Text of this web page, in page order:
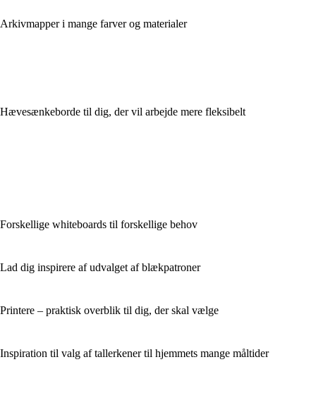
Arkivmapper i mange farver og materialer
Hævesænkeborde til dig, der vil arbejde mere fleksibelt
Forskellige whiteboards til forskellige behov
Lad dig inspirere af udvalget af blækpatroner
Printere – praktisk overblik til dig, der skal vælge
Inspiration til valg af tallerkener til hjemmets mange måltider